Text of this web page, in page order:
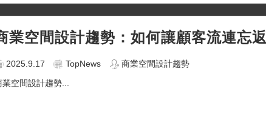
業空間設計趨勢：如何讓顧客流連忘返
2025.9.17 TopNews
商業空間設計趨勢
業空間設計趨勢...